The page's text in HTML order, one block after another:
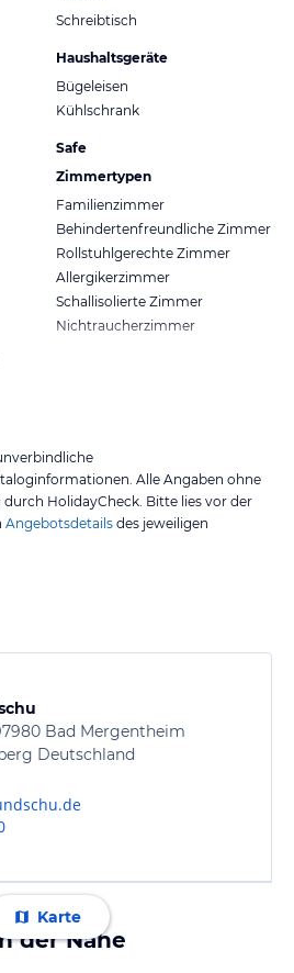
Schreibtisch
Haushaltsgeräte
Bügeleisen
Kühlschrank
Safe
Zimmertypen
Familienzimmer
Behindertenfreundliche Zimmer
Rollstuhlgerechte Zimmer
Allergikerzimmer
Schallisolierte Zimmer
Nichtraucherzimmer
Alle Angaben ohne
HolidayCheck. Bitte lies vor der
Angebotsdetails des jeweiligen
Bad Mergentheim
Deutschland
Karte
der Nähe